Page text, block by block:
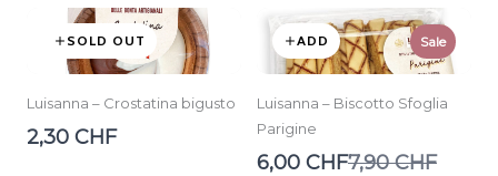
SOLD OUT
Luisanna – Crostatina bigusto
2,30 CHF
ADD Sale
Luisanna – Biscotto Sfoglia
Parigine
6,00 CHFCompare
7,90 CHF